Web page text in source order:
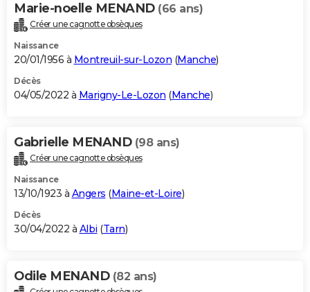
Marie-noelle MENAND (66 ans)
Créer une cagnotte obsèques
Naissance
20/01/1956 à Montreuil-sur-Lozon (Manche)
Décès
04/05/2022 à Marigny-Le-Lozon (Manche)
Gabrielle MENAND (98 ans)
Créer une cagnotte obsèques
Naissance
13/10/1923 à Angers (Maine-et-Loire)
Décès
30/04/2022 à Albi (Tarn)
Odile MENAND (82 ans)